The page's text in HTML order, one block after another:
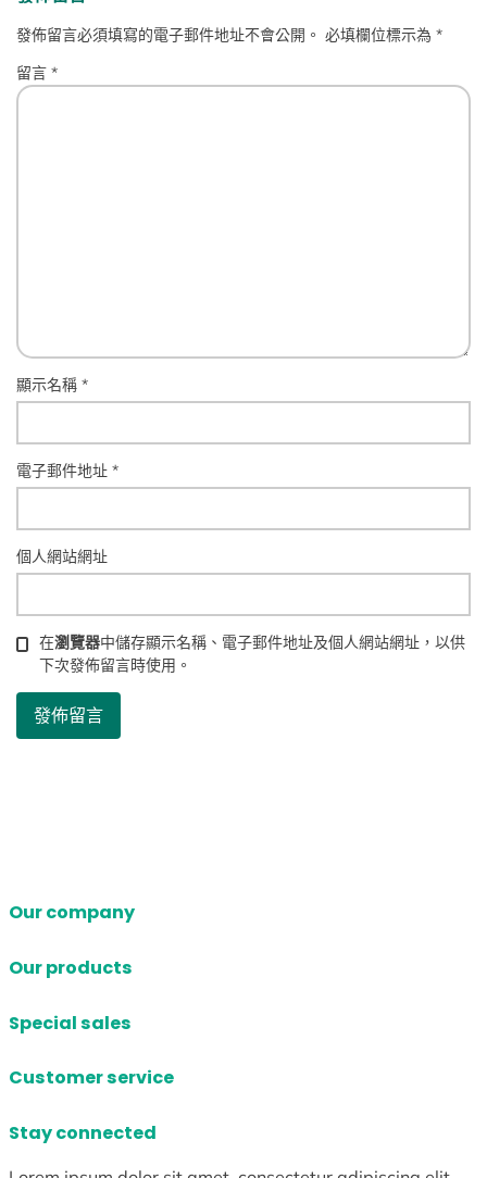
發佈留言必須填寫的電子郵件地址不會公開。 必填欄位標示為*
留言*
顯示名稱*
電子郵件地址*
個人網站網址
在瀏覽器中儲存顯示名稱、電子郵件地址及個人網站網址，以供
下次發佈留言時使用。
Our company
Our products
Special sales
Customer service
Stay connected